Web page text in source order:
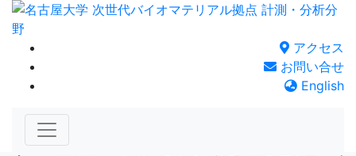
Skip
content
アクセス
お問い合せ
English